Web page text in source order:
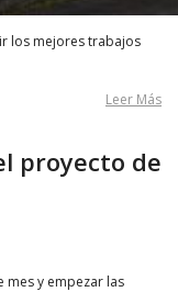
los mejores trabajos
Leer Más
proyecto de
mes y empezar las